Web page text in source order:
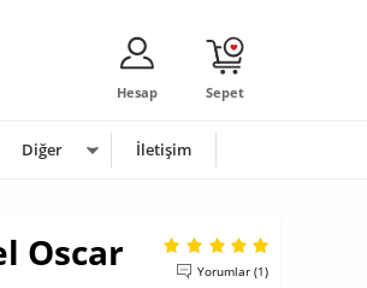
Sepet
Hesap
Diğer İletişim
Oscar
Yorumlar (1)